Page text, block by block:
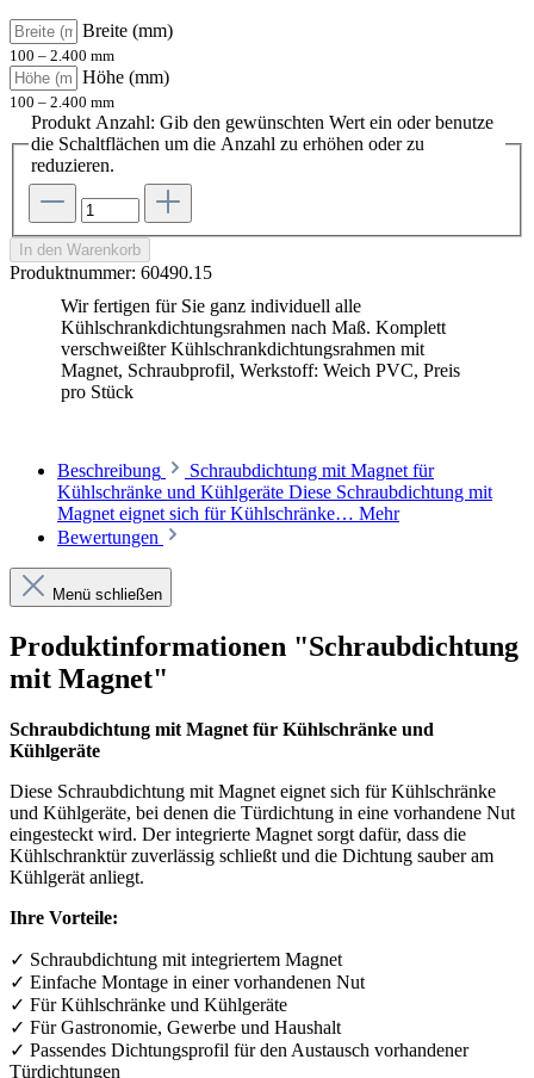
Breite (mm)
100 – 2.400 mm
Höhe (mm)
100 – 2.400 mm
Produkt Anzahl: Gib den gewünschten Wert ein oder benutze
die Schaltflächen um die Anzahl zu erhöhen oder zu
reduzieren.
In den Warenkorb
Produktnummer: 60490.15
Wir fertigen für Sie ganz individuell alle
Kühlschrankdichtungsrahmen nach Maß. Komplett
verschweißter Kühlschrankdichtungsrahmen mit
Magnet, Schraubprofil, Werkstoff: Weich PVC, Preis
pro Stück
Beschreibung
Schraubdichtung mit Magnet für
Kühlschränke und Kühlgeräte Diese Schraubdichtung mit
Magnet eignet sich für Kühlschränke… Mehr
Bewertungen
Menü schließen
Produktinformationen "Schraubdichtung
mit Magnet"
Schraubdichtung mit Magnet für Kühlschränke und
Kühlgeräte
Diese Schraubdichtung mit Magnet eignet sich für Kühlschränke
und Kühlgeräte, bei denen die Türdichtung in eine vorhandene Nut
eingesteckt wird. Der integrierte Magnet sorgt dafür, dass die
Kühlschranktür zuverlässig schließt und die Dichtung sauber am
Kühlgerät anliegt.
Ihre Vorteile:
✓ Schraubdichtung mit integriertem Magnet
✓ Einfache Montage in einer vorhandenen Nut
✓ Für Kühlschränke und Kühlgeräte
✓ Für Gastronomie, Gewerbe und Haushalt
✓ Passendes Dichtungsprofil für den Austausch vorhandener
Türdichtungen